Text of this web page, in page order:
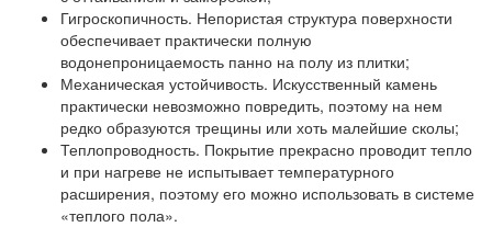
Гигроскопичность. Непористая структура поверхности
обеспечивает практически полную
водонепроницаемость панно на полу из плитки;
Механическая устойчивость. Искусственный камень
практически невозможно повредить, поэтому на нем
редко образуются трещины или хоть малейшие сколы;
Теплопроводность. Покрытие прекрасно проводит тепло
и при нагреве не испытывает температурного
расширения, поэтому его можно использовать в системе
«теплого пола».